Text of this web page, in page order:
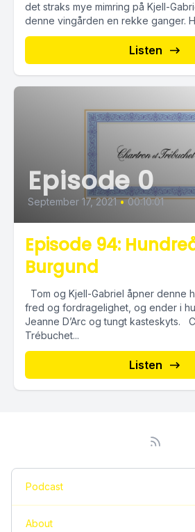
det straks mye mimring på Kjell-
denne vingården en rekke ganger.
Listen
Episode 0
September 17, 2021 • 00:10:01
Episode 94:
Burgund
Tom og Kjell-Gabriel åpner denne
fred og fordragelighet, og ender i
Jeanne D’Arc og tungt kasteskyts.
Trébuchet...
Listen
Podcast
About